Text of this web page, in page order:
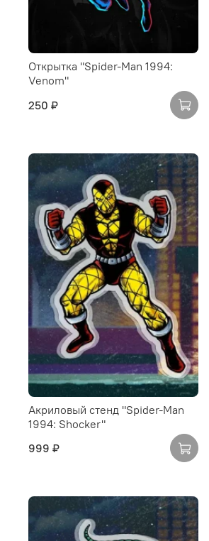
Открытка "Spider-Man 1994:
Venom"
250 ₽
Акриловый стенд "Spider-Man
1994: Shocker"
999 ₽